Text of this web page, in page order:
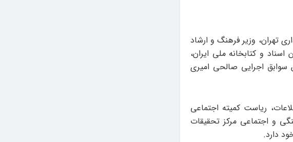
تهران، وزیر فرهنگ و ارشاد
و کتابخانه ملی ایران،
سوابق اجرایی صالحی امیری
ریاست کمیته اجتماعی
و اجتماعی مرکز تحقیقات
دارد.